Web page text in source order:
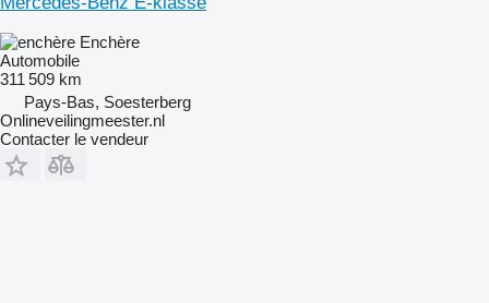
Enchère
Automobile
311 509 km
Pays-Bas, Soesterberg
Onlineveilingmeester.nl
Contacter le vendeur